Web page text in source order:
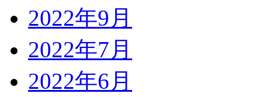
2022年9月
2022年7月
2022年6月